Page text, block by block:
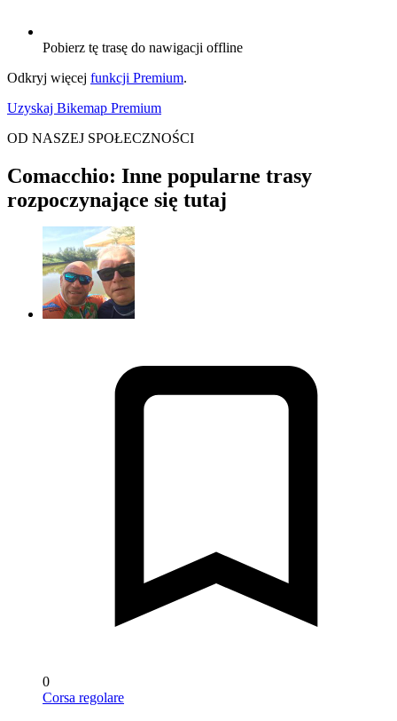
Pobierz tę trasę do nawigacji offline
Odkryj więcej funkcji Premium.
Uzyskaj Bikemap Premium
OD NASZEJ SPOŁECZNOŚCI
Comacchio: Inne popularne trasy
rozpoczynające się tutaj
0
Corsa regolare